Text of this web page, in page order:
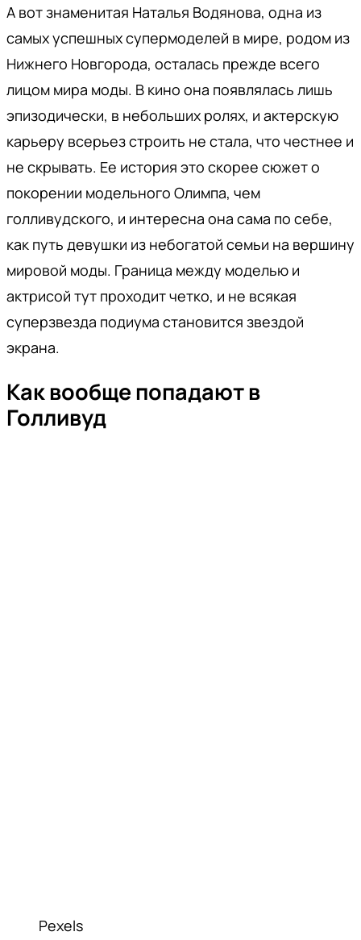
А вот знаменитая Наталья Водянова, одна из
самых успешных супермоделей в мире, родом из
Нижнего Новгорода, осталась прежде всего
лицом мира моды. В кино она появлялась лишь
эпизодически, в небольших ролях, и актерскую
карьеру всерьез строить не стала, что честнее и
не скрывать. Ее история это скорее сюжет о
покорении модельного Олимпа, чем
голливудского, и интересна она сама по себе,
как путь девушки из небогатой семьи на вершину
мировой моды. Граница между моделью и
актрисой тут проходит четко, и не всякая
суперзвезда подиума становится звездой
экрана.
Как вообще попадают в
Голливуд
Pexels